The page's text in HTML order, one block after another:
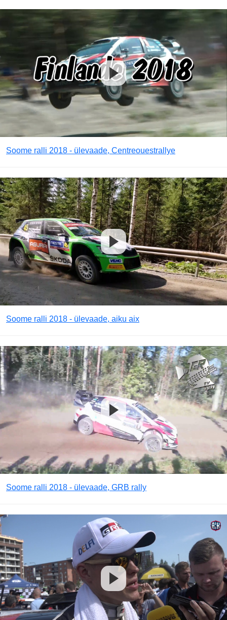
Soome ralli 2018 - ülevaade, Centreouestrallye
Soome ralli 2018 - ülevaade, aiku aix
Soome ralli 2018 - ülevaade, GRB rally